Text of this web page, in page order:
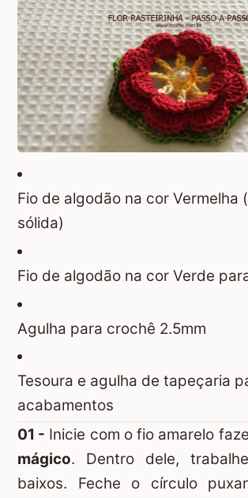
Fio de algodão na cor Vermelha
sólida)
Fio de algodão na cor Verde
Agulha para crochê 2.5mm
Tesoura e agulha de tapeçaria
acabamentos
01 - Inicie com o fio amarelo
mágico. Dentro dele,
baixos. Feche o círculo